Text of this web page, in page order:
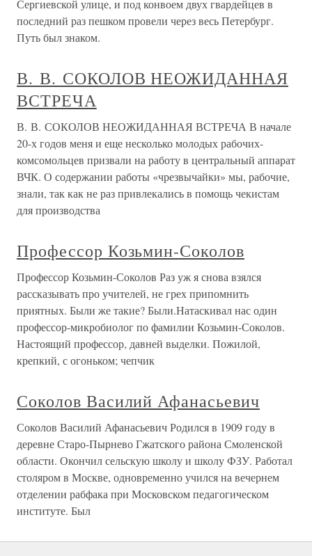
Сергиевской улице, и под конвоем двух гвардейцев в
последний раз пешком провели через весь Петербург.
Путь был знаком.
В. В. СОКОЛОВ НЕОЖИДАННАЯ
ВСТРЕЧА
В. В. СОКОЛОВ НЕОЖИДАННАЯ ВСТРЕЧА В начале
20-х годов меня и еще несколько молодых рабочих-
комсомольцев призвали на работу в центральный аппарат
ВЧК. О содержании работы «чрезвычайки» мы, рабочие,
знали, так как не раз привлекались в помощь чекистам
для производства
Профессор Козьмин-Соколов
Профессор Козьмин-Соколов Раз уж я снова взялся
рассказывать про учителей, не грех припомнить
приятных. Были же такие? Были.Натаскивал нас один
профессор-микробиолог по фамилии Козьмин-Соколов.
Настоящий профессор, давней выделки. Пожилой,
крепкий, с огоньком; чепчик
Соколов Василий Афанасьевич
Соколов Василий Афанасьевич Родился в 1909 году в
деревне Старо-Пырнево Гжатского района Смоленской
области. Окончил сельскую школу и школу ФЗУ. Работал
столяром в Москве, одновременно учился на вечернем
отделении рабфака при Московском педагогическом
институте. Был